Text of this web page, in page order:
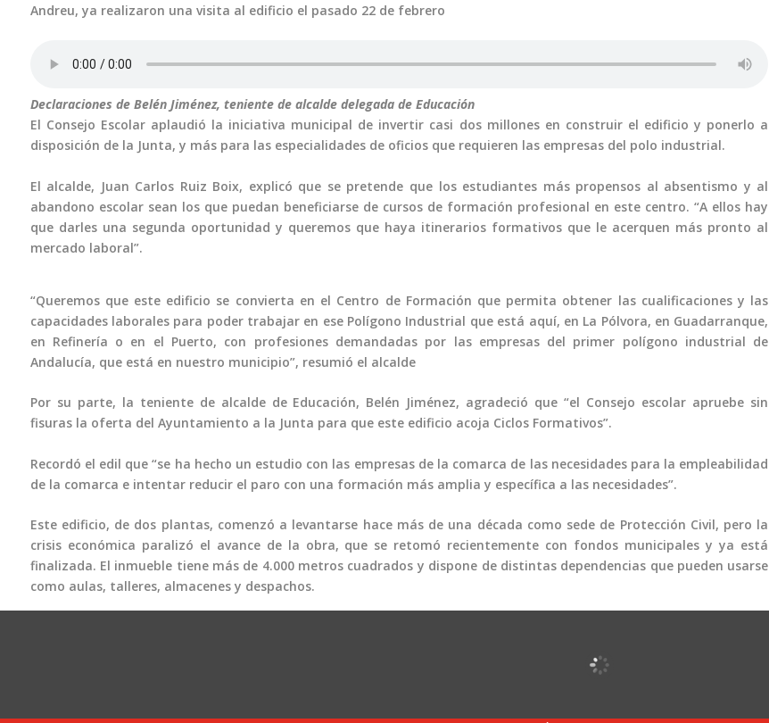
Andreu, ya realizaron una visita al edificio el pasado 22 de febrero
Declaraciones de Belén Jiménez, teniente de alcalde delegada de Educación
El Consejo Escolar aplaudió la iniciativa municipal de invertir casi dos millones en construir el edificio y ponerlo a
disposición de la Junta, y más para las especialidades de oficios que requieren las empresas del polo industrial.
El alcalde, Juan Carlos Ruiz Boix, explicó que se pretende que los estudiantes más propensos al absentismo y al
abandono escolar sean los que puedan beneficiarse de cursos de formación profesional en este centro. “A ellos hay
que darles una segunda oportunidad y queremos que haya itinerarios formativos que le acerquen más pronto al
mercado laboral”.
“Queremos que este edificio se convierta en el Centro de Formación que permita obtener las cualificaciones y las
capacidades laborales para poder trabajar en ese Polígono Industrial que está aquí, en La Pólvora, en Guadarranque,
en Refinería o en el Puerto, con profesiones demandadas por las empresas del primer polígono industrial de
Andalucía, que está en nuestro municipio”, resumió el alcalde
Por su parte, la teniente de alcalde de Educación, Belén Jiménez, agradeció que “el Consejo escolar apruebe sin
fisuras la oferta del Ayuntamiento a la Junta para que este edificio acoja Ciclos Formativos”.
Recordó el edil que “se ha hecho un estudio con las empresas de la comarca de las necesidades para la empleabilidad
de la comarca e intentar reducir el paro con una formación más amplia y específica a las necesidades”.
Este edificio, de dos plantas, comenzó a levantarse hace más de una década como sede de Protección Civil, pero la
crisis económica paralizó el avance de la obra, que se retomó recientemente con fondos municipales y ya está
finalizada. El inmueble tiene más de 4.000 metros cuadrados y dispone de distintas dependencias que pueden usarse
como aulas, talleres, almacenes y despachos.